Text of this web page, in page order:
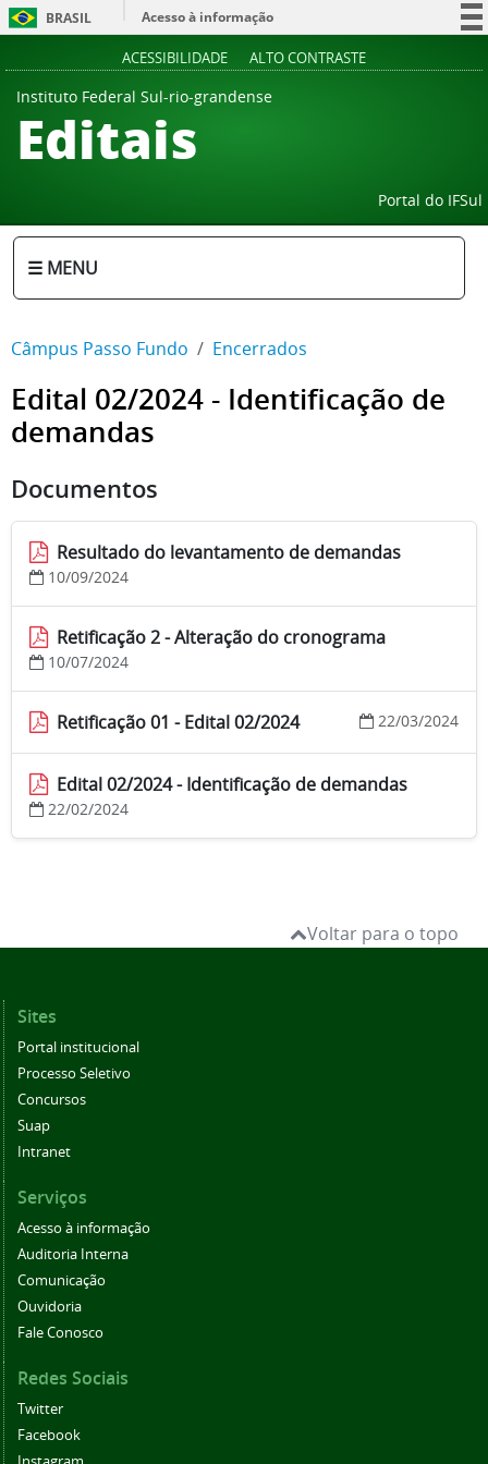
BRASIL
Acesso à informação
ACESSIBILIDADE ALTO CONTRASTE
Instituto Federal Sul-rio-grandense
Editais
Portal do IFSul
☰ MENU
Câmpus Passo Fundo Encerrados
Edital 02/2024 - Identificação de
demandas
Documentos
Resultado do levantamento de demandas
10/09/2024
Retificação 2 - Alteração do cronograma
10/07/2024
Retificação 01 - Edital 02/2024 22/03/2024
Edital 02/2024 - Identificação de demandas
22/02/2024
Voltar para o topo
Sites
Portal institucional
Processo Seletivo
Concursos
Suap
Intranet
Serviços
Acesso à informação
Auditoria Interna
Comunicação
Ouvidoria
Fale Conosco
Redes Sociais
Twitter
Facebook